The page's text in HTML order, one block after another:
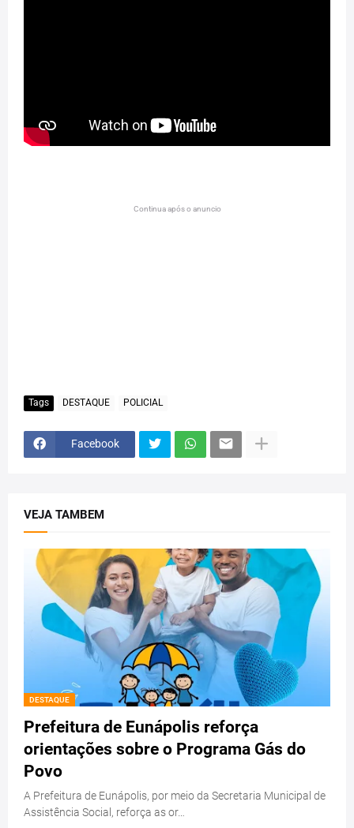
Continua após o anuncio
Tags DESTAQUE POLICIAL
Facebook
VEJA TAMBEM
DESTAQUE
Prefeitura de Eunápolis reforça
orientações sobre o Programa Gás do
Povo
A Prefeitura de Eunápolis, por meio da Secretaria Municipal de
Assistência Social, reforça as or…